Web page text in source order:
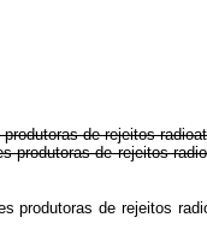
de rejeitos
produtoras de rejeitos
produtoras de rejeitos